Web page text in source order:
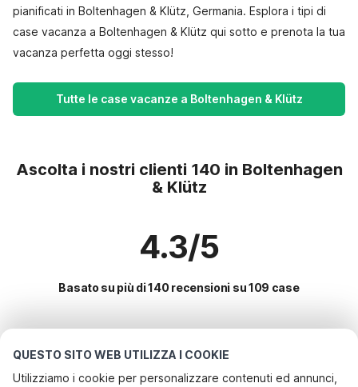
QUESTO SITO WEB UTILIZZA I COOKIE
Utilizziamo i cookie per personalizzare contenuti ed annunci,
pianificati in Boltenhagen & Klütz, Germania. Esplora i tipi di
case vacanza a Boltenhagen & Klütz qui sotto e prenota la tua
vacanza perfetta oggi stesso!
Tutte le case vacanze a Boltenhagen & Klütz
Ascolta i nostri clienti 140 in Boltenhagen
& Klütz
4.3/5
Basato su più di 140 recensioni su 109 case
Le destinazioni più popolari per le
vacanze